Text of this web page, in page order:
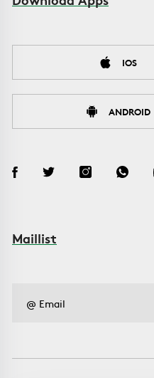
IOS
ANDROID
Maillist